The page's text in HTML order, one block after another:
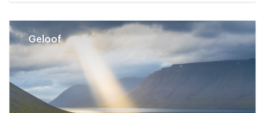
Geloof